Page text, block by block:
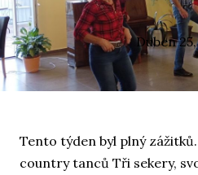
Duben
Tento týden byl plný
country tanců Tři sekery,